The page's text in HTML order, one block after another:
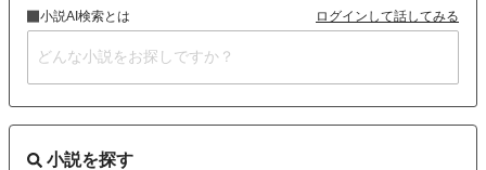
小説AI検索とは ログインして話してみる
小説を探す